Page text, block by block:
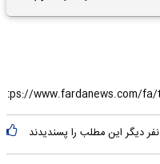
تاریخی واریز خواهد شد؟
نفر دیگر این مطلب را پسندیدند